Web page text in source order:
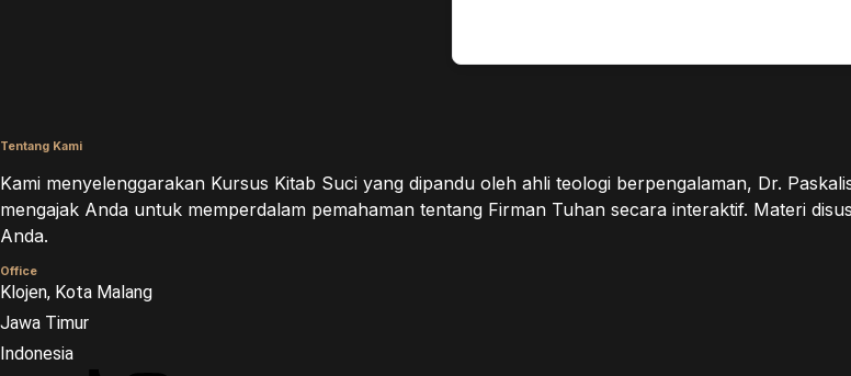
Tentang Kami
Kami menyelenggarakan Kursus Kitab Suci yang dipandu oleh ahli teologi berpengalaman, Dr.
mengajak Anda untuk memperdalam pemahaman tentang Firman Tuhan secara interaktif. Materi
Anda.
Office
Klojen, Kota Malang
Jawa Timur
Indonesia